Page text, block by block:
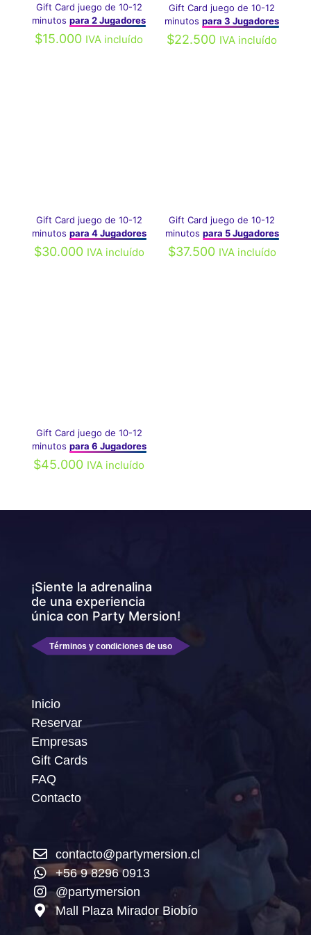
Gift Card juego de 10-12
minutospara 2 Jugadores
$15.000 IVA incluído
Gift Card juego de 10-12
minutos para 3 Jugadores
$22.500 IVA incluído
Gift Card juego de 10-12
minutos para 4 Jugadores
$30.000 IVA incluído
Gift Card juego de 10-12
minutos para 5 Jugadores
$37.500 IVA incluído
Gift Card juego de 10-12
minutos para 6 Jugadores
$45.000 IVA incluído
¡Siente la adrenalina
de una experiencia
única con Party Mersion!
Términos y condiciones de uso
Inicio
Reservar
Empresas
Gift Cards
FAQ
Contacto
contacto@partymersion.cl
+56 9 8296 0913
@partymersion
Mall Plaza Mirador Biobío